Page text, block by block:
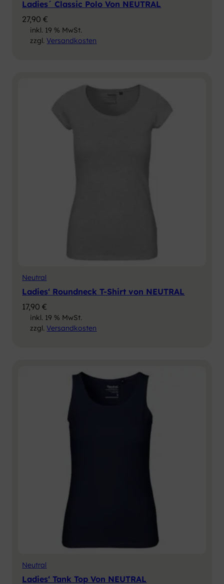
Ladies´ Classic Polo Von NEUTRAL
27,90€
inkl. 19 % MwSt.
zzgl.Versandkosten
Neutral
Ladies‘ Roundneck T-Shirt von NEUTRAL
17,90€
inkl. 19 % MwSt.
zzgl.Versandkosten
Neutral
Ladies‘ Tank Top Von NEUTRAL